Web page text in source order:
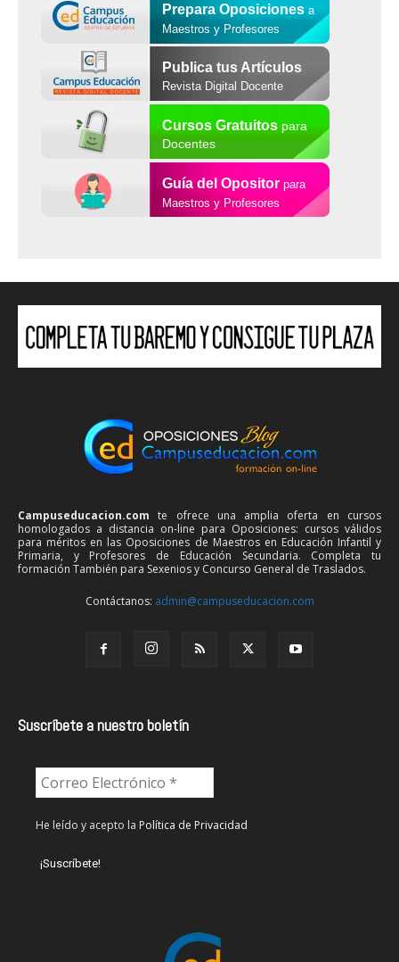
Prepara Oposiciones a
Maestros y Profesores
Publica tus Artículos
Revista Digital Docente
Cursos Gratuitospara
Docentes
Guía del Opositor para
Maestros y Profesores
Campuseducacion.com te ofrece una amplia oferta en cursos
homologados a distancia on-line para Oposiciones: cursos válidos
para méritos en las Oposiciones de Maestros en Educación Infantil y
Primaria, y Profesores de Educación Secundaria. Completa tu
formación También para Sexenios y Concurso General de Traslados.
Contáctanos: admin@campuseducacion.com
Suscríbete a nuestro boletín
He leído y acepto la Política de Privacidad